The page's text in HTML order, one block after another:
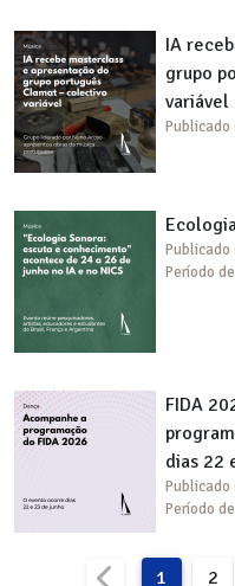
IA
grupo
variável
Publicado
Publicado
Período
FIDA
dias 22
Publicado
Período
1 2